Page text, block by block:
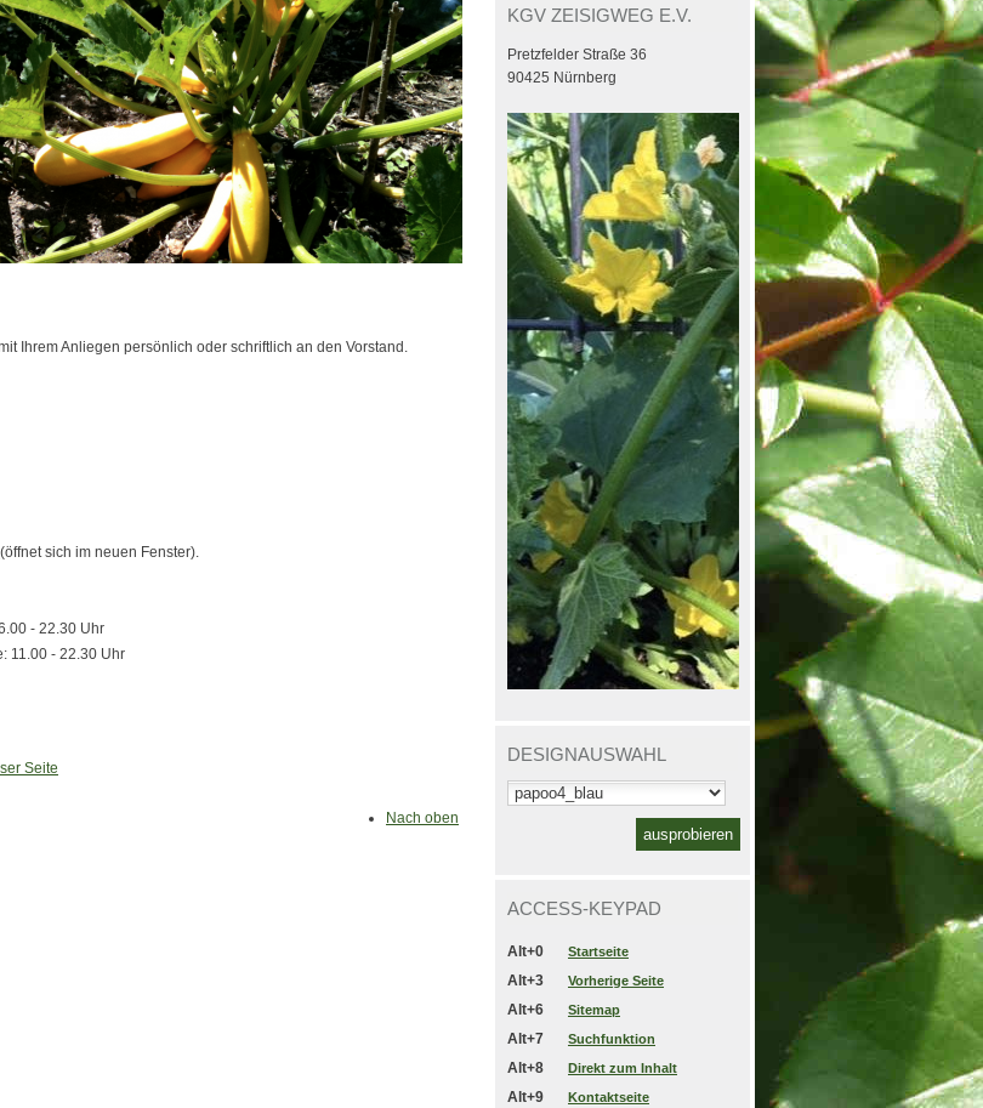
Ihrem Anliegen persönlich oder schriftlich an den Vorstand.
(öffnet sich im neuen Fenster).
- 22.30 Uhr
11.00 - 22.30 Uhr
Seite
Nach oben
KGV ZEISIGWEG E.V.
Pretzfelder Straße 36
90425 Nürnberg
DESIGNAUSWAHL
ACCESS-KEYPAD
Alt+0 Startseite
Alt+3 Vorherige Seite
Alt+6 Sitemap
Alt+7 Suchfunktion
Alt+8 Direkt zum Inhalt
Alt+9 Kontaktseite